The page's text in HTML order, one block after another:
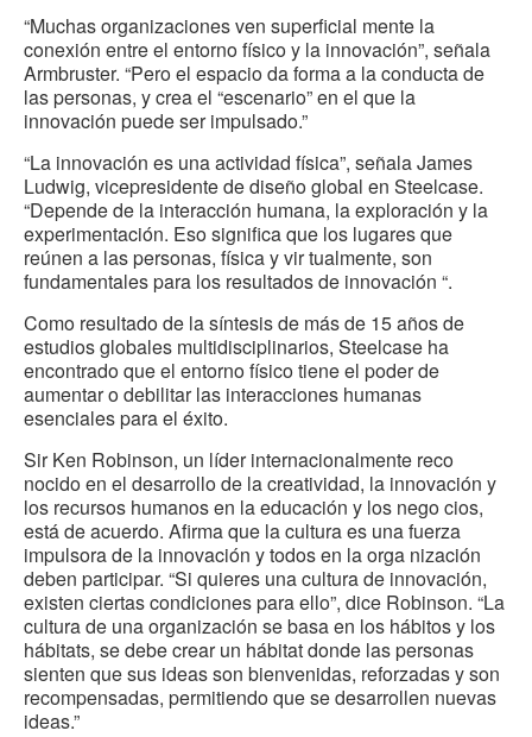
“Muchas organizaciones ven superficial mente la
conexión entre el entorno físico y la innovación”, señala
Armbruster. “Pero el espacio da forma a la conducta de
las personas, y crea el “escenario” en el que la
innovación puede ser impulsado.”
“La innovación es una actividad física”, señala James
Ludwig, vicepresidente de diseño global en Steelcase.
“Depende de la interacción humana, la exploración y la
experimentación. Eso significa que los lugares que
reúnen a las personas, física y vir tualmente, son
fundamentales para los resultados de innovación “.
Como resultado de la síntesis de más de 15 años de
estudios globales multidisciplinarios, Steelcase ha
encontrado que el entorno físico tiene el poder de
aumentar o debilitar las interacciones humanas
esenciales para el éxito.
Sir Ken Robinson, un líder internacionalmente reco
nocido en el desarrollo de la creatividad, la innovación y
los recursos humanos en la educación y los nego cios,
está de acuerdo. Afirma que la cultura es una fuerza
impulsora de la innovación y todos en la orga nización
deben participar. “Si quieres una cultura de innovación,
existen ciertas condiciones para ello”, dice Robinson. “La
cultura de una organización se basa en los hábitos y los
hábitats, se debe crear un hábitat donde las personas
sienten que sus ideas son bienvenidas, reforzadas y son
recompensadas, permitiendo que se desarrollen nuevas
ideas.”